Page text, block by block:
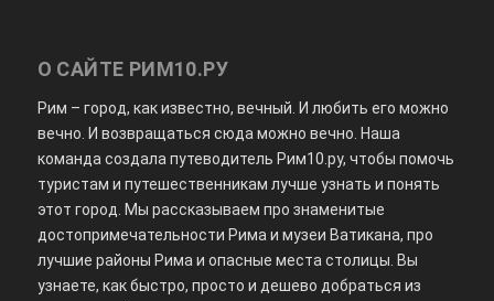
О САЙТЕ РИМ10.РУ
Рим – город, как известно, вечный. И любить его можно
вечно. И возвращаться сюда можно вечно. Наша
команда создала путеводитель Рим10.ру, чтобы помочь
туристам и путешественникам лучше узнать и понять
этот город. Мы рассказываем про знаменитые
достопримечательности Рима и музеи Ватикана, про
лучшие районы Рима и опасные места столицы. Вы
узнаете, как быстро, просто и дешево добраться из